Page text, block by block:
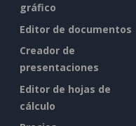
gráfico
Editor de documentos
Creador de
presentaciones
Editor de hojas de
cálculo